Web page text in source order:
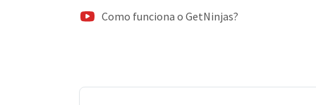
Como funciona o GetNinjas?